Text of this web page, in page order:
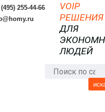
255-44-66
VOIP
РЕШЕНИЯ
ДЛЯ
ЛЮДЕЙ